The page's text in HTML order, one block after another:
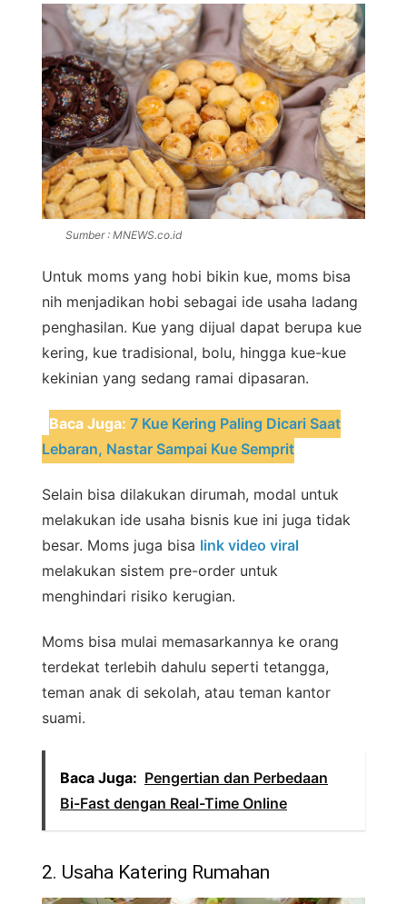
Sumber : MNEWS.co.id
Untuk moms yang hobi bikin kue, moms bisa
nih menjadikan hobi sebagai ide usaha ladang
penghasilan. Kue yang dijual dapat berupa kue
kering, kue tradisional, bolu, hingga kue-kue
kekinian yang sedang ramai dipasaran.
Baca Juga: 7 Kue Kering Paling Dicari Saat
Lebaran, Nastar Sampai Kue Semprit
Selain bisa dilakukan dirumah, modal untuk
melakukan ide usaha bisnis kue ini juga tidak
besar. Moms juga bisa link video viral
melakukan sistem pre-order untuk
menghindari risiko kerugian.
Moms bisa mulai memasarkannya ke orang
terdekat terlebih dahulu seperti tetangga,
teman anak di sekolah, atau teman kantor
suami.
Baca Juga: Pengertian dan Perbedaan
Bi-Fast dengan Real-Time Online
2. Usaha Katering Rumahan